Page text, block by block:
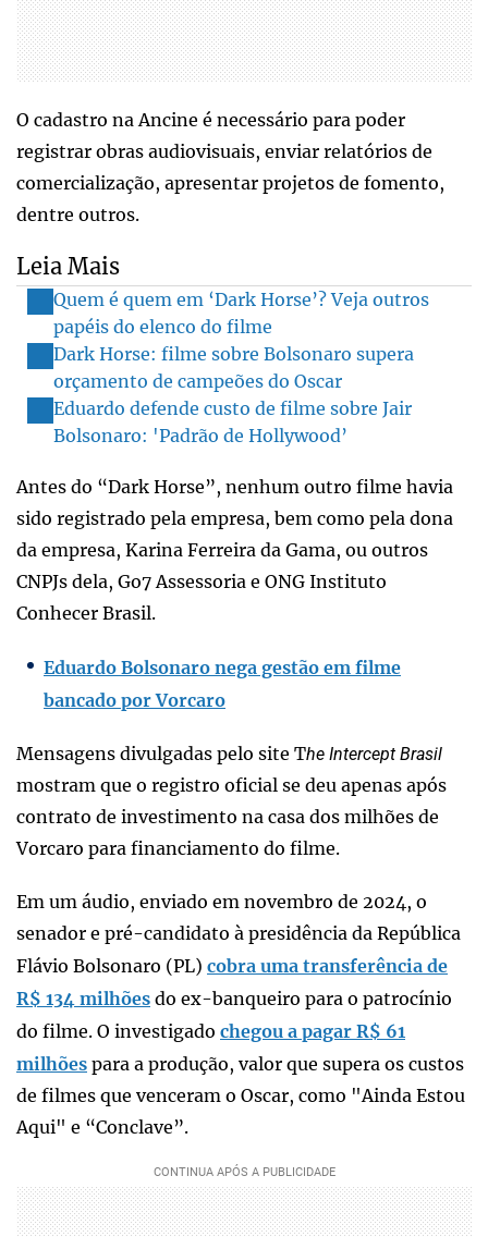
O cadastro na Ancine é necessário para poder
registrar obras audiovisuais, enviar relatórios de
comercialização, apresentar projetos de fomento,
dentre outros.
Leia Mais
Quem é quem em ‘Dark Horse’? Veja outros
papéis do elenco do filme
Dark Horse: filme sobre Bolsonaro supera
orçamento de campeões do Oscar
Eduardo defende custo de filme sobre Jair
Bolsonaro: 'Padrão de Hollywood’
Antes do “Dark Horse”, nenhum outro filme havia
sido registrado pela empresa, bem como pela dona
da empresa, Karina Ferreira da Gama, ou outros
CNPJs dela, Go7 Assessoria e ONG Instituto
Conhecer Brasil.
Eduardo Bolsonaro nega gestão em filme
bancado por Vorcaro
Mensagens divulgadas pelo site The Intercept Brasil
mostram que o registro oficial se deu apenas após
contrato de investimento na casa dos milhões de
Vorcaro para financiamento do filme.
Em um áudio, enviado em novembro de 2024, o
senador e pré-candidato à presidência da República
Flávio Bolsonaro (PL) cobra uma transferência de
R$ 134 milhões do ex-banqueiro para o patrocínio
do filme. O investigado chegou a pagar R$ 61
milhões para a produção, valor que supera os custos
de filmes que venceram o Oscar, como "Ainda Estou
Aqui" e “Conclave”.